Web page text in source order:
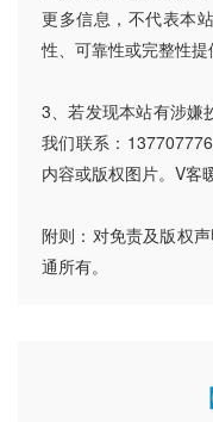
更多信息，不代表本
性、可靠性或完整性提
3、若发现本站有涉嫌
我们联系：
内容或版权图片。V客
附则：对免责及版权
通所有。